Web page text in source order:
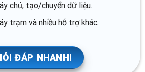
chủ, tạo/chuyển dữ liệu.
trạm và nhiều hỗ trợ khác.
ĐÁP NHANH!